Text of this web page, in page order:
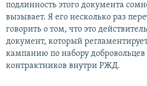
подлинность этого документа
вызывает. Я его несколько раз
говорить о том, что это
документ, который
кампанию по набору добровольцев
контрактников внутри РЖД.